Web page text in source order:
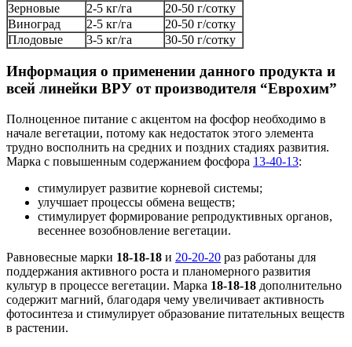
Зерновые
2-5 кг/га
20-50 г/сотку
Виноград
2-5 кг/га
20-50 г/сотку
Плодовые
3-5 кг/га 30-50 г/сотку
Информация о применении данного продукта и
всей линейки ВРУ от производителя “Еврохим”
Полноценное питание с акцентом на фосфор необходимо в
начале вегетации, потому как недостаток этого элемента
трудно восполнить на средних и поздних стадиях развития.
Марка с повышенным содержанием фосфора 13-40-13:
стимулирует развитие корневой системы;
улучшает процессы обмена веществ;
стимулирует формирование репродуктивных органов,
весеннее возобновление вегетации.
Равновесные марки 18-18-18 и 20-20-20 раз работаны для
поддержания активного роста и планомерного развития
культур в процессе вегетации. Марка 18-18-18 дополнительно
содержит магний, благодаря чему увеличивает активность
фотосинтеза и стимулирует образование питательных веществ
в растении.